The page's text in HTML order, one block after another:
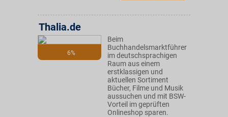
6%
Thalia.de
Beim
Buchhandelsmarktführer
im deutschsprachigen
Raum aus einem
erstklassigen und
aktuellen Sortiment
Bücher, Filme und Musik
aussuchen und mit BSW-
Vorteil im geprüften
Onlineshop sparen.